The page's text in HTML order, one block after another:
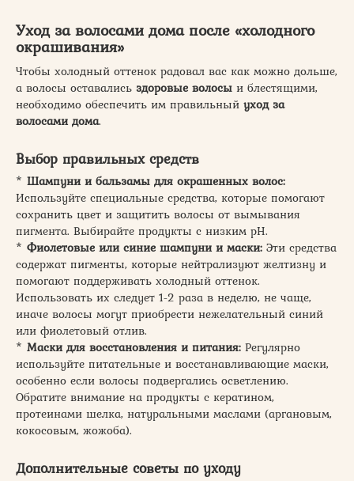
Уход за волосами домапосле «холодного
окрашивания»
Чтобы холодный оттенок радовал вас как можно дольше,
а волосы оставались здоровые волосы и блестящими,
необходимо обеспечить им правильный уход за
волосами дома.
Выбор правильных средств
* Шампуни и бальзамы для окрашенных волос:
Используйте специальные средства, которые помогают
сохранить цвет и защитить волосы от вымывания
пигмента. Выбирайте продукты с низким pH.
* Фиолетовые или синие шампуни и маски: Эти средства
содержат пигменты, которые нейтрализуют желтизну и
помогают поддерживать холодный оттенок.
Использовать их следует 1-2 раза в неделю, не чаще,
иначе волосы могут приобрести нежелательный синий
или фиолетовый отлив.
* Маски для восстановления и питания: Регулярно
используйте питательные и восстанавливающие маски,
особенно если волосы подвергались осветлению.
Обратите внимание на продукты с кератином,
протеинами шелка, натуральными маслами (аргановым,
кокосовым, жожоба).
Дополнительные советы по уходу